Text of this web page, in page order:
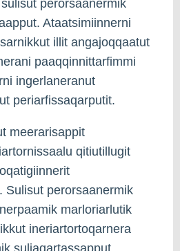
perorsaanermik
Ataatsimiinnerni
illit angajoqqaatut
paaqqinnittarfimmi
ingerlaneranut
periarfissaqarputit.
meerarisappit
qitiutillugit
Sulisut perorsaanermik
marloriarlutik
ineriartortoqarnera
suliaqartassapput.